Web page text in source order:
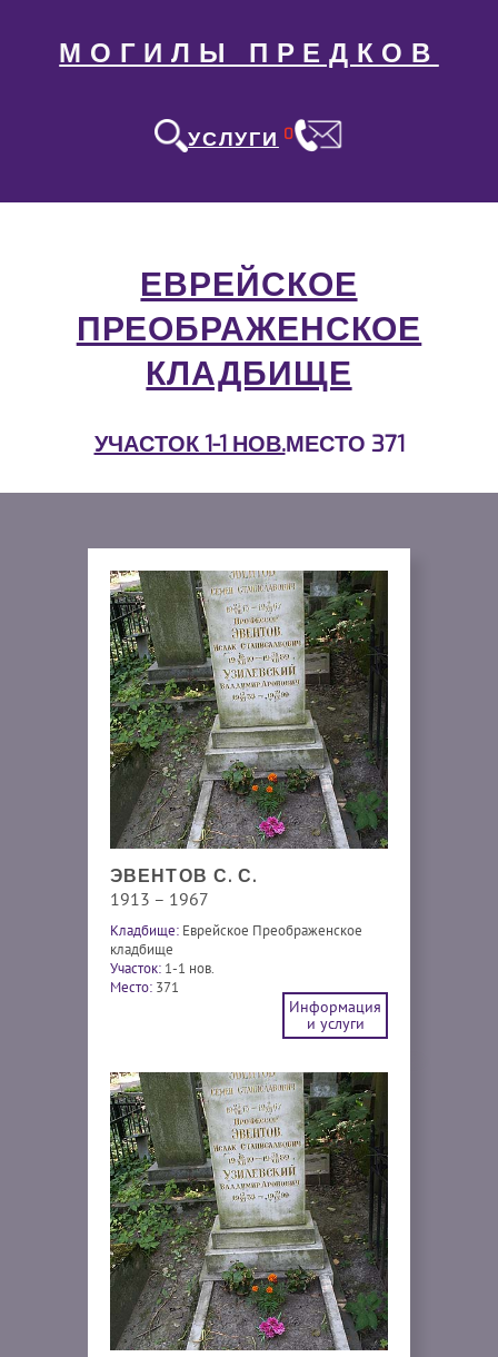
МОГИЛЫ ПРЕДКОВ
УСЛУГИ 0
ЕВРЕЙСКОЕ
ПРЕОБРАЖЕНСКОЕ
КЛАДБИЩЕ
УЧАСТОК 1-1 НОВ.МЕСТО 371
ЭВЕНТОВ С. С.
1913 – 1967
Кладбище: Еврейское Преображенское
кладбище
Участок: 1-1 нов.
Место: 371
Информация
и услуги